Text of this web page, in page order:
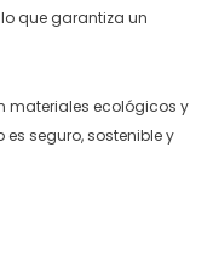
que garantiza un
materiales ecológicos y
seguro, sostenible y